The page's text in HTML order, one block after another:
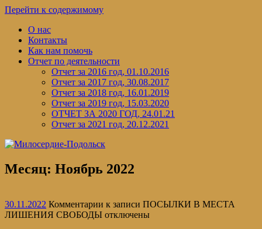
Перейти к содержимому
О нас
Контакты
Как нам помочь
Отчет по деятельности
Отчет за 2016 год, 01.10.2016
Отчет за 2017 год, 30.08.2017
Отчет за 2018 год, 16.01.2019
Отчет за 2019 год, 15.03.2020
ОТЧЕТ ЗА 2020 ГОД, 24.01.21
Отчет за 2021 год, 20.12.2021
Месяц: Ноябрь 2022
30.11.2022 Комментарии к записи ПОСЫЛКИ В МЕСТА
ЛИШЕНИЯ СВОБОДЫ отключены